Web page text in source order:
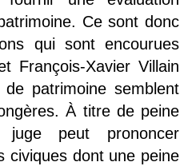
Ce sont donc
qui sont encourues
François-Xavier Villain
patrimoine semblent
À titre de peine
juge peut prononcer
civiques dont une peine